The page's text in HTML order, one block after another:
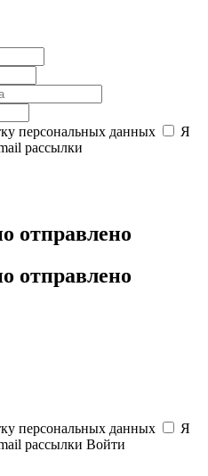
персональных данных
Я
рассылки
отправлено
отправлено
персональных данных
Я
рассылки Войти